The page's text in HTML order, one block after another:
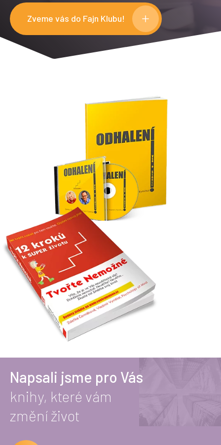
Zveme vás do Fajn Klubu!
Napsali jsme pro Vás
knihy, které vám
změní život